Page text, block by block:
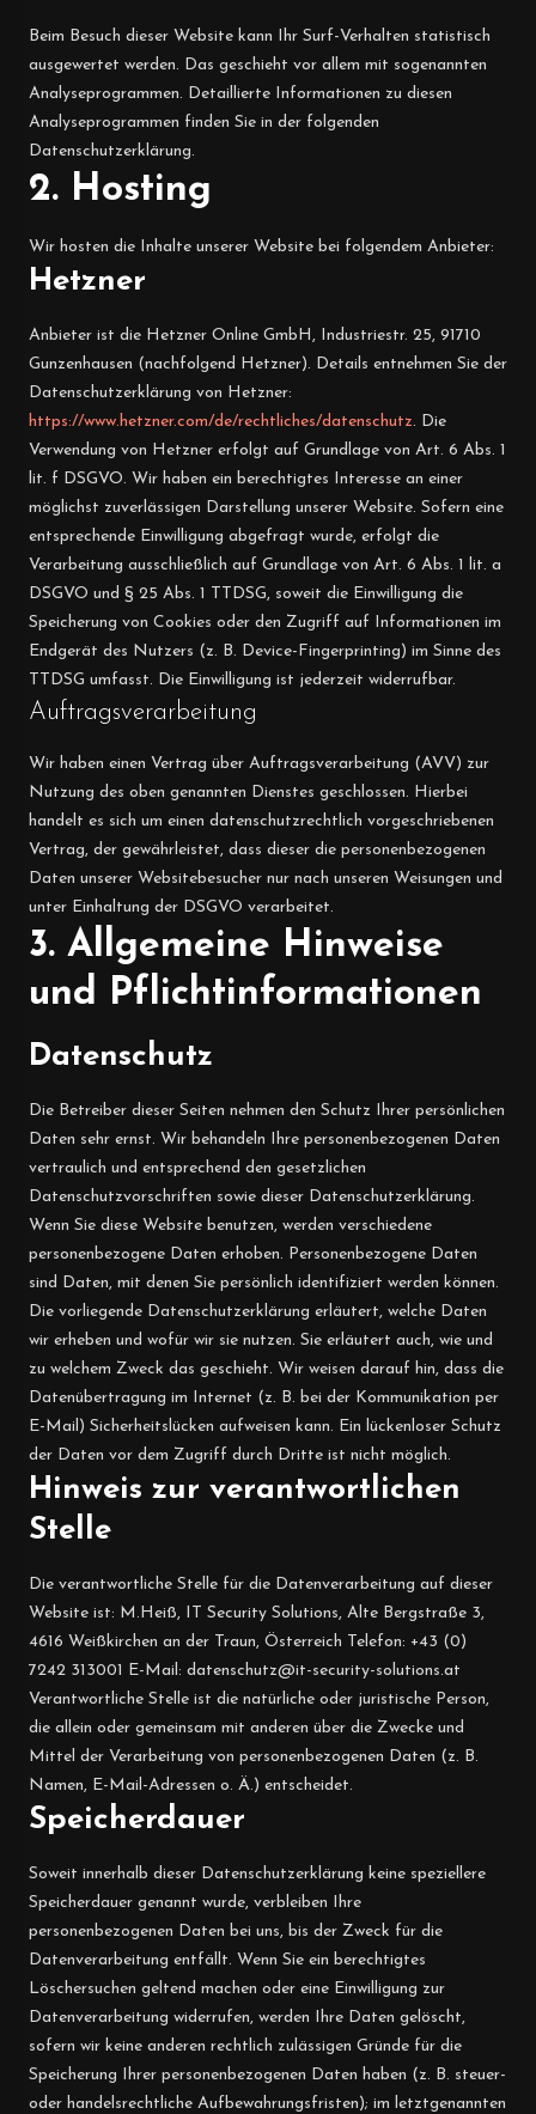
Beim Besuch dieser Website kann Ihr Surf-Verhalten statistisch
ausgewertet werden. Das geschieht vor allem mit sogenannten
Analyseprogrammen. Detaillierte Informationen zu diesen
Analyseprogrammen finden Sie in der folgenden
Datenschutzerklärung.
2. Hosting
Wir hosten die Inhalte unserer Website bei folgendem Anbieter:
Hetzner
Anbieter ist die Hetzner Online GmbH, Industriestr. 25, 91710
Gunzenhausen (nachfolgend Hetzner). Details entnehmen Sie der
Datenschutzerklärung von Hetzner:
https://www.hetzner.com/de/rechtliches/datenschutz. Die
Verwendung von Hetzner erfolgt auf Grundlage von Art. 6 Abs. 1
lit. f DSGVO. Wir haben ein berechtigtes Interesse an einer
möglichst zuverlässigen Darstellung unserer Website. Sofern eine
entsprechende Einwilligung abgefragt wurde, erfolgt die
Verarbeitung ausschließlich auf Grundlage von Art. 6 Abs. 1 lit. a
DSGVO und § 25 Abs. 1 TTDSG, soweit die Einwilligung die
Speicherung von Cookies oder den Zugriff auf Informationen im
Endgerät des Nutzers (z. B. Device-Fingerprinting) im Sinne des
TTDSG umfasst. Die Einwilligung ist jederzeit widerrufbar.
Auftragsverarbeitung
Wir haben einen Vertrag über Auftragsverarbeitung (AVV) zur
Nutzung des oben genannten Dienstes geschlossen. Hierbei
handelt es sich um einen datenschutzrechtlich vorgeschriebenen
Vertrag, der gewährleistet, dass dieser die personenbezogenen
Daten unserer Websitebesucher nur nach unseren Weisungen und
unter Einhaltung der DSGVO verarbeitet.
3. Allgemeine Hinweise
und Pflicht­informationen
Datenschutz
Die Betreiber dieser Seiten nehmen den Schutz Ihrer persönlichen
Daten sehr ernst. Wir behandeln Ihre personenbezogenen Daten
vertraulich und entsprechend den gesetzlichen
Datenschutzvorschriften sowie dieser Datenschutzerklärung.
Wenn Sie diese Website benutzen, werden verschiedene
personenbezogene Daten erhoben. Personenbezogene Daten
sind Daten, mit denen Sie persönlich identifiziert werden können.
Die vorliegende Datenschutzerklärung erläutert, welche Daten
wir erheben und wofür wir sie nutzen. Sie erläutert auch, wie und
zu welchem Zweck das geschieht. Wir weisen darauf hin, dass die
Datenübertragung im Internet (z. B. bei der Kommunikation per
E-Mail) Sicherheitslücken aufweisen kann. Ein lückenloser Schutz
der Daten vor dem Zugriff durch Dritte ist nicht möglich.
Hinweis zur verantwortlichen
Stelle
Die verantwortliche Stelle für die Datenverarbeitung auf dieser
Website ist: M.Heiß, IT Security Solutions, Alte Bergstraße 3,
4616 Weißkirchen an der Traun, Österreich Telefon: +43 (0)
7242 313001 E-Mail: datenschutz@it-security-solutions.at
Verantwortliche Stelle ist die natürliche oder juristische Person,
die allein oder gemeinsam mit anderen über die Zwecke und
Mittel der Verarbeitung von personenbezogenen Daten (z. B.
Namen, E-Mail-Adressen o. Ä.) entscheidet.
Speicherdauer
Soweit innerhalb dieser Datenschutzerklärung keine speziellere
Speicherdauer genannt wurde, verbleiben Ihre
personenbezogenen Daten bei uns, bis der Zweck für die
Datenverarbeitung entfällt. Wenn Sie ein berechtigtes
Löschersuchen geltend machen oder eine Einwilligung zur
Datenverarbeitung widerrufen, werden Ihre Daten gelöscht,
sofern wir keine anderen rechtlich zulässigen Gründe für die
Speicherung Ihrer personenbezogenen Daten haben (z. B. steuer-
oder handelsrechtliche Aufbewahrungsfristen); im letztgenannten